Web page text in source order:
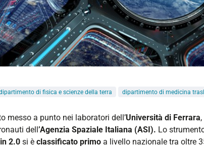
di fisica e scienze della terra dipartimento di medicina
messo a punto nei laboratori dell’Università di Ferrara
dell’Agenzia Spaziale Italiana (ASI). Lo
2.0 si è classificato primo a livello nazionale tra oltre